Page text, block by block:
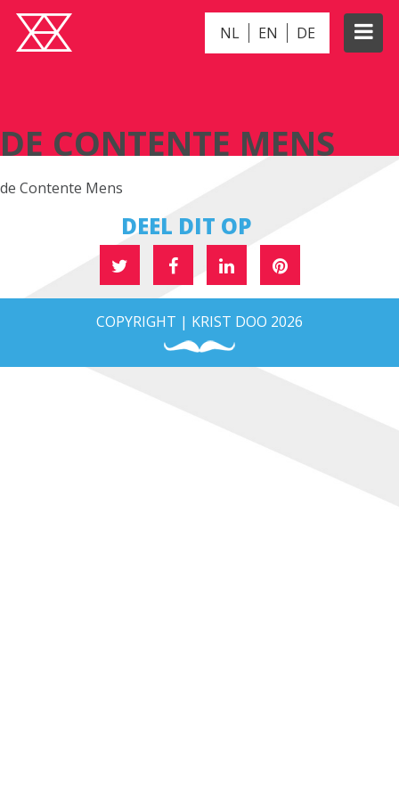
NL EN DE
DE CONTENTE MENS
de Contente Mens
DEEL DIT OP
COPYRIGHT | KRIST DOO 2026